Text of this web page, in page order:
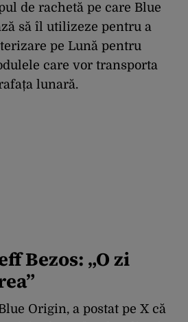
de rachetă pe care Blue
să îl utilizeze pentru a
pe Lună pentru
care vor transporta
lunară.
Bezos: „O zi
Origin, a postat pe X că